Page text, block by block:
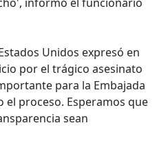
Unidos expresó en
por el trágico asesinato
para la Embajada
proceso. Esperamos que
sean